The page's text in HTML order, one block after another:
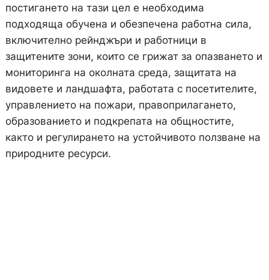
постигането на тази цел е необходима
подходяща обучена и обезпечена работна сила,
включително рейнджъри и работници в
защитените зони, които се грижат за опазването и
мониторинга на околната среда, защитата на
видовете и ландшафта, работата с посетителите,
управлението на пожари, правоприлагането,
образованието и подкрепата на общностите,
както и регулирането на устойчивото ползване на
природните ресурси.